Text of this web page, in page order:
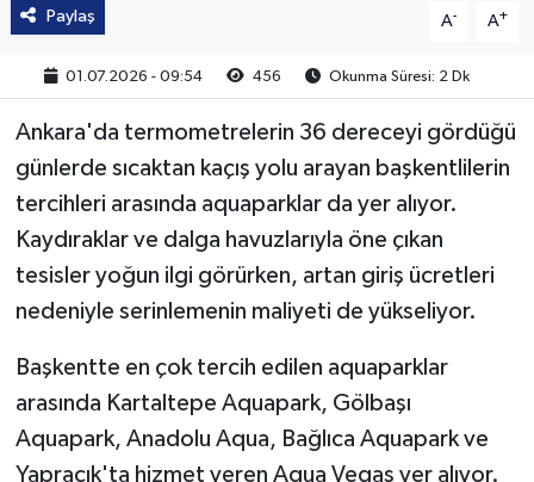
Paylaş A- A+
01.07.2026 - 09:54 456 Okunma Süresi: 2 Dk
Ankara'da termometrelerin 36 dereceyi gördüğü
günlerde sıcaktan kaçış yolu arayan başkentlilerin
tercihleri arasında aquaparklar da yer alıyor.
Kaydıraklar ve dalga havuzlarıyla öne çıkan
tesisler yoğun ilgi görürken, artan giriş ücretleri
nedeniyle serinlemenin maliyeti de yükseliyor.
Başkentte en çok tercih edilen aquaparklar
arasında Kartaltepe Aquapark, Gölbaşı
Aquapark, Anadolu Aqua, Bağlıca Aquapark ve
Yapracık'ta hizmet veren Aqua Vegas yer alıyor.